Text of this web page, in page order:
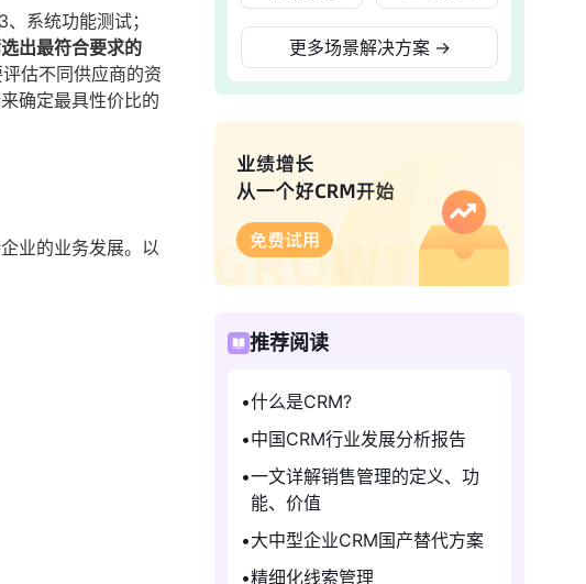
系统功能测试；
出最符合要求的
估不同供应商的资
确定最具性价比的
业的业务发展。以
更多场景解决方案 →
推荐阅读
什么是CRM?
中国CRM行业发展分析报告
一文详解销售管理的定义、功
能、价值
大中型企业CRM国产替代方案
精细化线索管理